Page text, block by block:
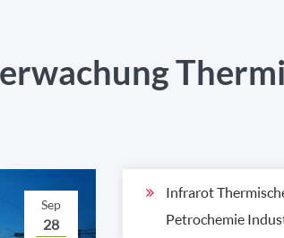
Sep
28
Infrarot
Petrochemie